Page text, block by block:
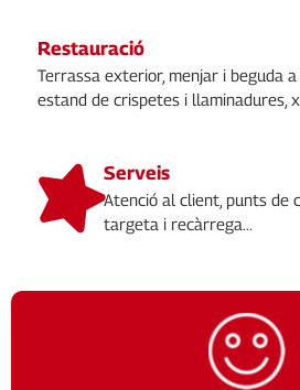
Restauració
Terrassa exterior, menjar i beguda a
estand de crispetes i llaminadures,
Serveis
Atenció al client, punts de
targeta i recàrrega...